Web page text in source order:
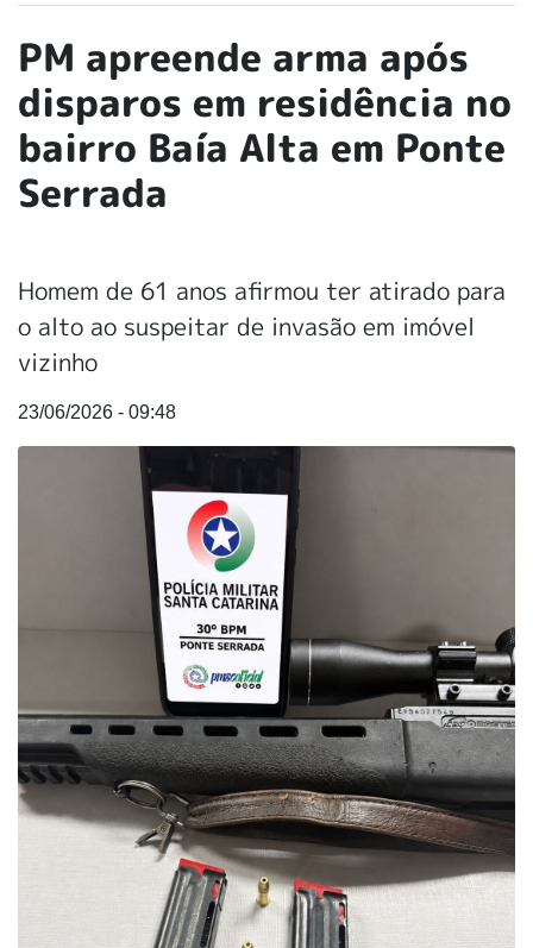
PM apreende arma após
disparos em residência no
bairro Baía Alta em Ponte
Serrada
Homem de 61 anos afirmou ter atirado para
o alto ao suspeitar de invasão em imóvel
vizinho
23/06/2026 - 09:48